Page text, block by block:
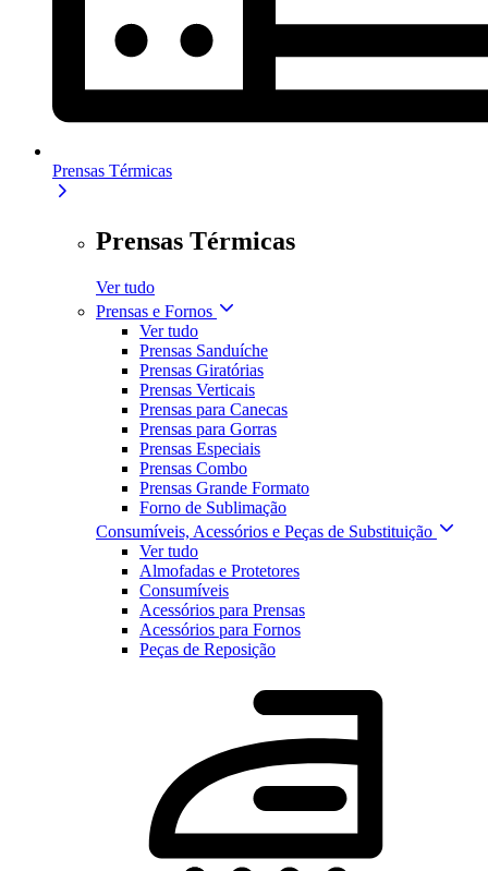
Prensas Térmicas
Prensas Térmicas
Ver tudo
Prensas e Fornos
Ver tudo
Prensas Sanduíche
Prensas Giratórias
Prensas Verticais
Prensas para Canecas
Prensas para Gorras
Prensas Especiais
Prensas Combo
Prensas Grande Formato
Forno de Sublimação
Consumíveis, Acessórios e Peças de Substituição
Ver tudo
Almofadas e Protetores
Consumíveis
Acessórios para Prensas
Acessórios para Fornos
Peças de Reposição